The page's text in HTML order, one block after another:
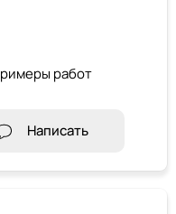
работ
Написать